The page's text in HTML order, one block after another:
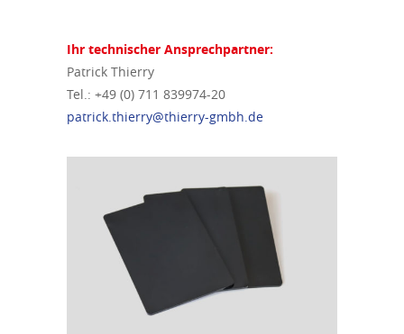
Ihr technischer Ansprechpartner:
Patrick Thierry
Tel.: +49 (0) 711 839974-20
patrick.thierry@thierry-gmbh.de